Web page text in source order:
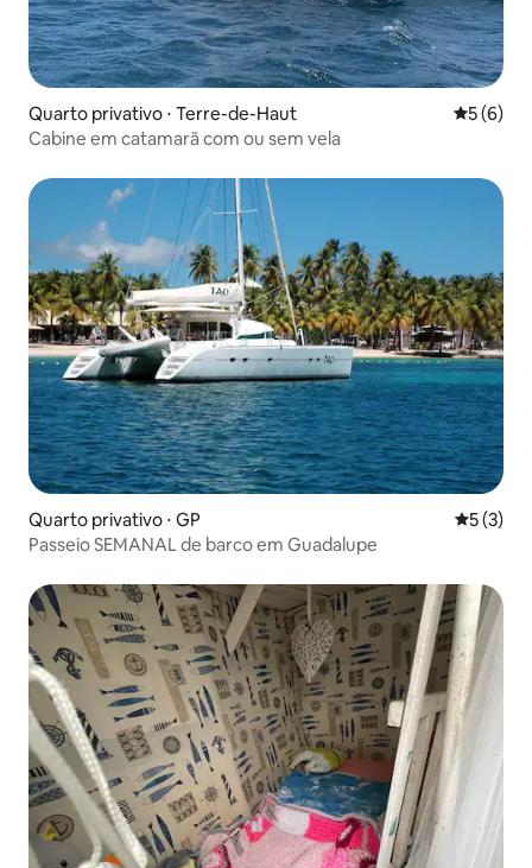
Quarto privativo ⋅ Terre-de-Haut 5 de
5 (6)
Cabine em catamarã com ou sem vela
Quarto privativo ⋅ GP 5 de
5 (3)
Passeio SEMANAL de barco em Guadalupe